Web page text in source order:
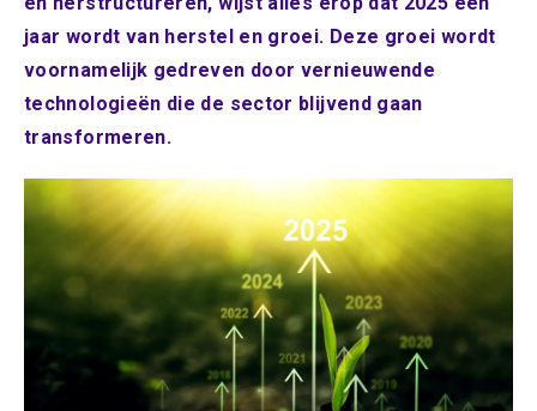
jaar wordt van herstel en groei. Deze groei wordt
voornamelijk gedreven door vernieuwende
technologieën die de sector blijvend gaan
transformeren.